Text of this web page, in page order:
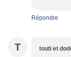
Répondre
T touti et